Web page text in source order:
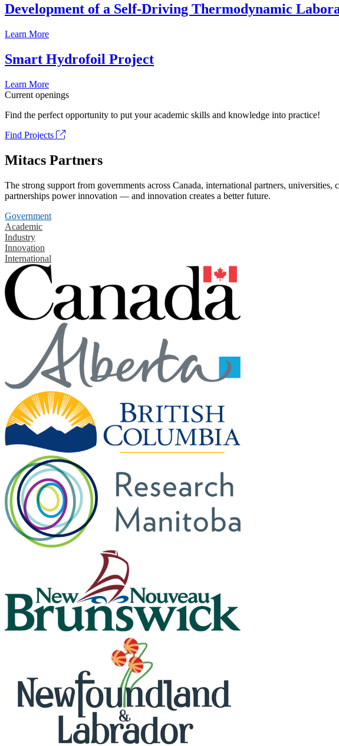
Development of a Self-Driving Thermodynamic
Learn More
Smart Hydrofoil Project
Learn More
Current openings
Find the perfect opportunity to put your academic skills and knowledge into practice!
Find Projects
Mitacs Partners
The strong support from governments across Canada, international partners,
partnerships power innovation — and innovation creates a better future.
Government
Academic
Industry
Innovation
International